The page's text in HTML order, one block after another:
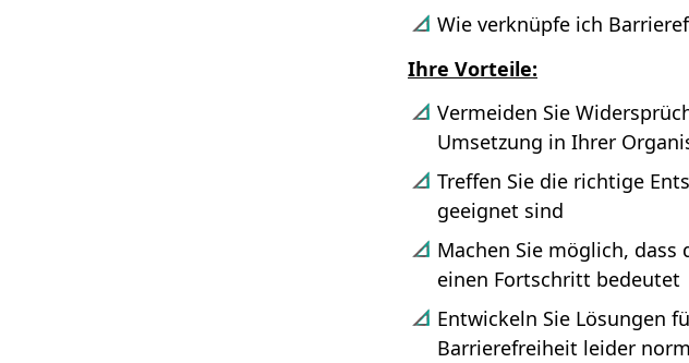
Wie verknüpfe ich
Ihre Vorteile:
Vermeiden Sie
Umsetzung in Ihrer
Treffen Sie die richtige
geeignet sind
Machen Sie möglich,
einen Fortschritt bedeutet
Entwickeln Sie Lösungen
Barrierefreiheit leider